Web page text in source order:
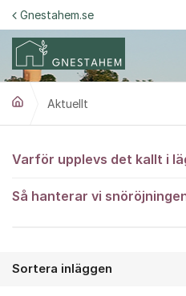
Hoppa till innehåll
Gnestahem.se
Aktuellt
Aktuellt
Varför upplevs det kallt i
Så hanterar vi
Sortera inläggen